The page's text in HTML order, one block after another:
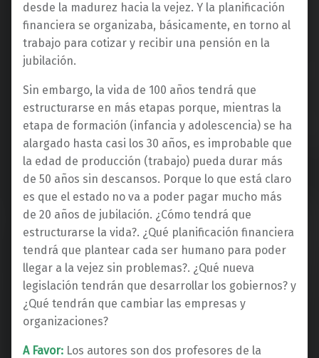
desde la madurez hacia la vejez. Y la planificación
financiera se organizaba, básicamente, en torno al
trabajo para cotizar y recibir una pensión en la
jubilación.
Sin embargo, la vida de 100 años tendrá que
estructurarse en más etapas porque, mientras la
etapa de formación (infancia y adolescencia) se ha
alargado hasta casi los 30 años, es improbable que
la edad de producción (trabajo) pueda durar más
de 50 años sin descansos. Porque lo que está claro
es que el estado no va a poder pagar mucho más
de 20 años de jubilación. ¿Cómo tendrá que
estructurarse la vida?. ¿Qué planificación financiera
tendrá que plantear cada ser humano para poder
llegar a la vejez sin problemas?. ¿Qué nueva
legislación tendrán que desarrollar los gobiernos? y
¿Qué tendrán que cambiar las empresas y
organizaciones?
A Favor: Los autores son dos profesores de la